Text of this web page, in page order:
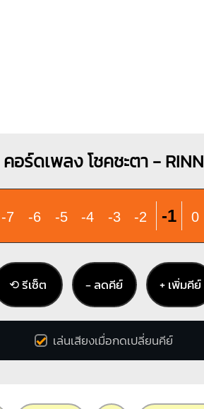
คอร์ดเพลง โชคชะตา - RINN
-7 -6 -5 -4 -3 -2 -1 0
⟲ รีเซ็ต − ลดคีย์ + เพิ่มคีย์
เล่นเสียงเมื่อกดเปลี่ยนคีย์